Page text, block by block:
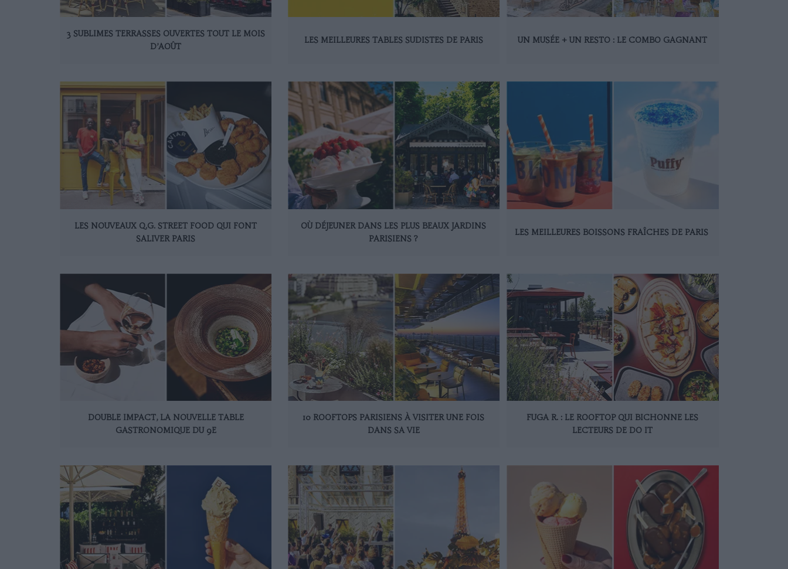
3 SUBLIMES TERRASSES OUVERTES TOUT LE MOIS
D’AOÛT
LES MEILLEURES TABLES SUDISTES DE PARIS UN MUSÉE + UN RESTO : LE COMBO GAGNANT
LES NOUVEAUX Q.G. STREET FOOD QUI FONT
SALIVER PARIS
OÙ DÉJEUNER DANS LES PLUS BEAUX JARDINS
PARISIENS ?
LES MEILLEURES BOISSONS FRAÎCHES DE PARIS
DOUBLE IMPACT, LA NOUVELLE TABLE
GASTRONOMIQUE DU 9E
10 ROOFTOPS PARISIENS À VISITER UNE FOIS
DANS SA VIE
FUGA R. : LE ROOFTOP QUI BICHONNE LES
LECTEURS DE DO IT